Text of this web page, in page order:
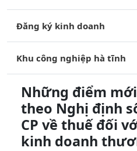
Đăng ký kinh doanh
Khu công nghiệp hà tĩnh
Những điểm
theo Nghị định
CP về thuế đối
kinh doanh